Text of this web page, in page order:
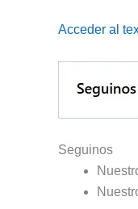
Acceder al
Seguinos